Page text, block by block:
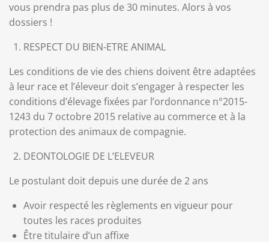
vous prendra pas plus de 30 minutes. Alors à vos
dossiers !
RESPECT DU BIEN-ETRE ANIMAL
Les conditions de vie des chiens doivent être adaptées
à leur race et l’éleveur doit s’engager à respecter les
conditions d’élevage fixées par l’ordonnance n°2015-
1243 du 7 octobre 2015 relative au commerce et à la
protection des animaux de compagnie.
DEONTOLOGIE DE L’ELEVEUR
Le postulant doit depuis une durée de 2 ans
Avoir respecté les règlements en vigueur pour
toutes les races produites
Être titulaire d’un affixe